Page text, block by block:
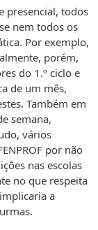
presencial, todos
nem todos os
Por exemplo,
porém,
do 1.º ciclo e
de um mês,
Também em
semana,
vários
por não
nas escolas
no que respeita
a